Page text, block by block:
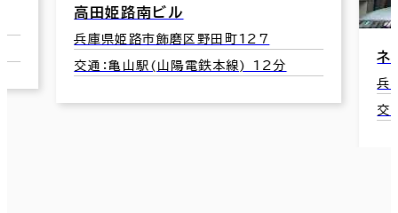
高田姫路南ビル
兵庫県姫路市飾磨区野田町127
交通：亀山駅(山陽電鉄本線) 12分
ネ
兵
交